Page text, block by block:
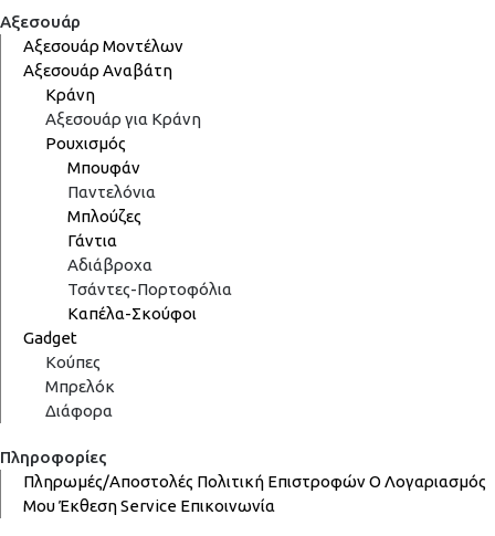
Αξεσουάρ
Αξεσουάρ Μοντέλων
Αξεσουάρ Αναβάτη
Κράνη
Αξεσουάρ για Κράνη
Ρουχισμός
Μπουφάν
Παντελόνια
Μπλούζες
Γάντια
Αδιάβροχα
Τσάντες-Πορτοφόλια
Καπέλα-Σκούφοι
Gadget
Κούπες
Μπρελόκ
Διάφορα
Πληροφορίες
Πληρωμές/Αποστολές Πολιτική ΕπιστροφώνΟ Λογαριασμός
ΜουΈκθεσηService Επικοινωνία